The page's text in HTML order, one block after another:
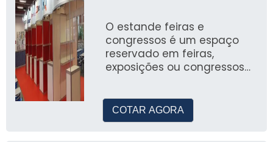
Criar experiências sensoriais no estande pode
aumentar o engajamento dos visitantes e
fortalecer a brand experience, tornando a
presença da marca mais marcante em
eventos.
Impacto da Iluminação e
O estande feiras e
congressos é um espaço
reservado em feiras,
exposições ou congressos
COTAR AGORA